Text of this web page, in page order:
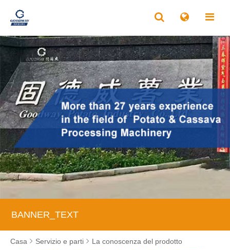
BANNER_TEXT
Casa Servizio e parti
La conoscenza del prodotto